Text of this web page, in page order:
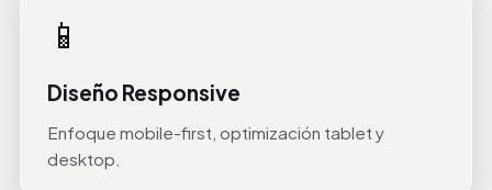
📱
Diseño Responsive
Enfoque mobile-first, optimización tablet y
desktop.